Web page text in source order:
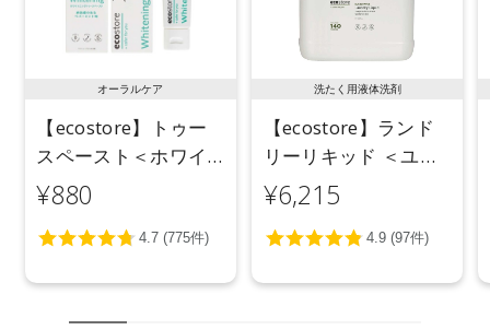
オーラルケア
【ecostore】トゥー
スペースト＜ホワイ
トニング＞ 100g
¥880
洗たく用液体洗剤
【ecostore】ランド
リーリキッド ＜ユー
カリ＞ 5L
¥6,215